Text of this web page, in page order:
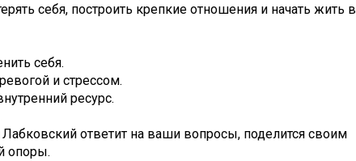
себя, построить крепкие отношения и начать жить в
себя.
и стрессом.
ресурс.
ответит на ваши вопросы, поделится своим
опоры.